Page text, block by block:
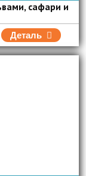
сафари и
Деталь